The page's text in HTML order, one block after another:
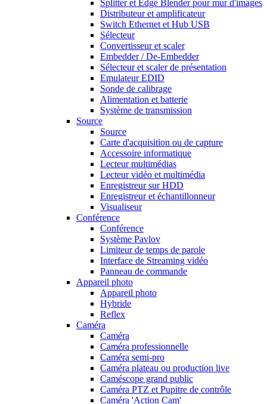
Splitter et Edge Blender pour mur d'images
Distributeur et amplificateur
Switch Ethernet et Hub USB
Sélecteur
Convertisseur et scaler
Embedder / De-Embedder
Sélecteur et scaler de présentation
Emulateur EDID
Sonde de calibrage
Alimentation et batterie
Système de transmission
Source
Source
Carte d'acquisition ou de capture
Accessoire informatique
Lecteur multimédias
Lecteur vidéo et multimédia
Enregistreur sur HDD
Enregistreur et échantillonneur
Visualiseur
Conférence
Conférence
Système Pavlov
Limiteur de temps de parole
Interface de Streaming vidéo
Panneau de commande
Appareil photo
Appareil photo
Hybride
Reflex
Caméra
Caméra
Caméra professionnelle
Caméra semi-pro
Caméra plateau ou production live
Caméscope grand public
Caméra PTZ et Pupitre de contrôle
Caméra 'Action Cam'